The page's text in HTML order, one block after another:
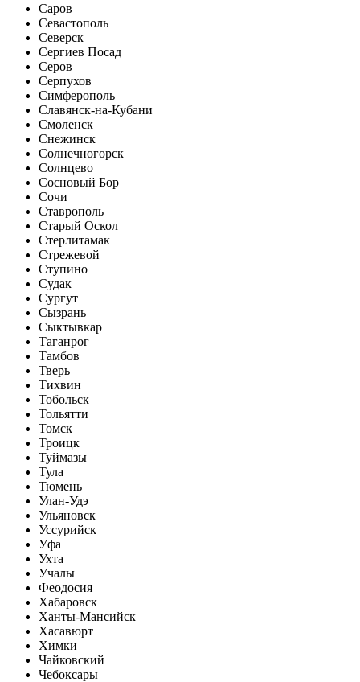
Саров
Севастополь
Северск
Сергиев Посад
Серов
Серпухов
Симферополь
Славянск-на-Кубани
Смоленск
Снежинск
Солнечногорск
Солнцево
Сосновый Бор
Сочи
Ставрополь
Старый Оскол
Стерлитамак
Стрежевой
Ступино
Судак
Сургут
Сызрань
Сыктывкар
Таганрог
Тамбов
Тверь
Тихвин
Тобольск
Тольятти
Томск
Троицк
Туймазы
Тула
Тюмень
Улан-Удэ
Ульяновск
Уссурийск
Уфа
Ухта
Учалы
Феодосия
Хабаровск
Ханты-Мансийск
Хасавюрт
Химки
Чайковский
Чебоксары